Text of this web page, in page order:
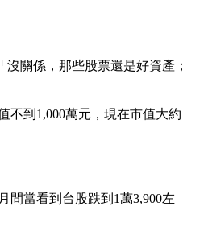
關係，那些股票還是好資產；
不到1,000萬元，現在市值大約
間當看到台股跌到1萬3,900左